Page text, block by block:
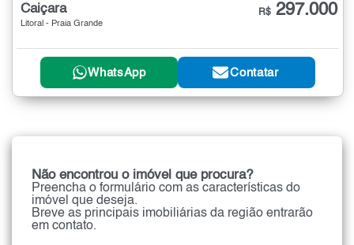
Caiçara
Litoral - Praia Grande
R$ 297.000
WhatsApp Contatar
Não encontrou o imóvel que procura?
Preencha o formulário com as características do
imóvel que deseja.
Breve as principais imobiliárias da região entrarão
em contato.